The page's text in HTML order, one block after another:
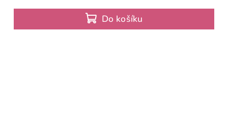
Do košíku